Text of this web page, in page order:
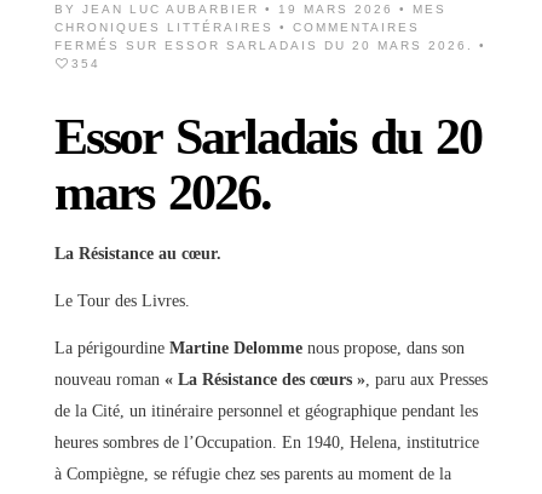
BY JEAN LUC AUBARBIER • 19 MARS 2026 •
MES
CHRONIQUES LITTÉRAIRES
• COMMENTAIRES
FERMÉS
SUR ESSOR SARLADAIS DU 20 MARS 2026.
•
354
Essor Sarladais du 20
mars 2026.
La Résistance au cœur.
Le Tour des Livres.
La périgourdine Martine Delommenous propose, dans son
nouveau roman « La Résistance des cœurs », paru aux Presses
de la Cité, un itinéraire personnel et géographique pendant les
heures sombres de l’Occupation. En 1940, Helena, institutrice
à Compiègne, se réfugie chez ses parents au moment de la